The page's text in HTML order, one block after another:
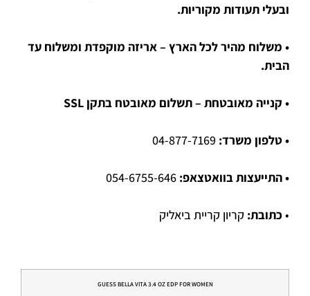
ובעלי תעודות מקוריות.
• משלוח מהיר לכל הארץ – אריזה מוקפדת ומשלוח עד
הבית.
• קנייה מאובטחת – תשלום מאובטח בתקן SSL
• טלפון משרד:
• התייעצות בוואטצאפ:
• כתובת: קריון קריית ביאליק
GUESS BELLA VITA 3.4 OZ EDP FOR WOMEN